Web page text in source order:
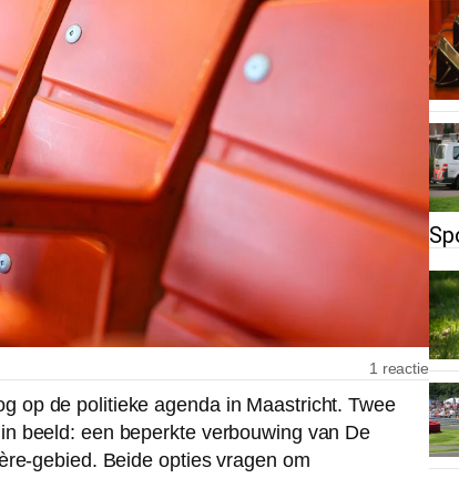
1 reactie
op de politieke agenda in Maastricht. Twee
beeld: een beperkte verbouwing van De
gebied. Beide opties vragen om